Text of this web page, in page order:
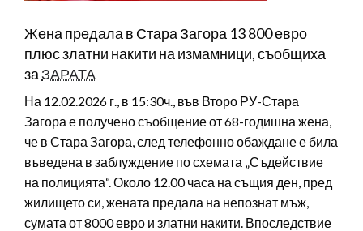
Жена предала в Стара Загора 13 800 евро
плюс златни накити на измамници, съобщиха
заЗАРАТА
На 12.02.2026 г., в 15:30ч., във Второ РУ-Стара
Загора е получено съобщение от 68-годишна жена,
че в Стара Загора, след телефонно обаждане е била
въведена в заблуждение по схемата „Съдействие
на полицията“. Около 12.00 часа на същия ден, пред
жилището си, жената предала на непознат мъж,
сумата от 8000 евро и златни накити. Впоследствие